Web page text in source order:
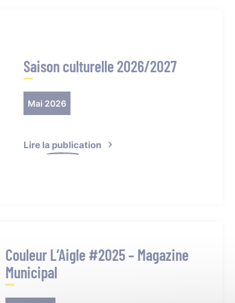
Saison culturelle 2026/2027
Mai 2026
Lire la publication
Couleur L’Aigle #2025 – Magazine
Municipal